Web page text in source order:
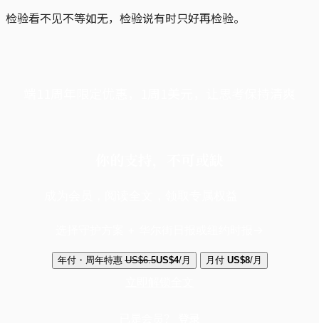
检验看不见不等如无，检验说有时只好再检验。
年付・周年特惠 US$6.5US$4/月 月付 US$8/月